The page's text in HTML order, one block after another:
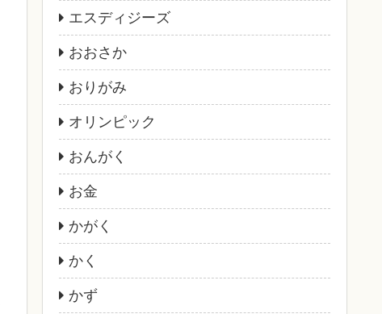
エスディジーズ
おおさか
おりがみ
オリンピック
おんがく
お金
かがく
かく
かず